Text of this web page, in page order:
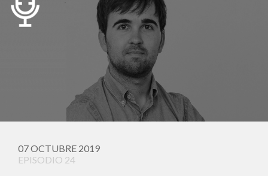
07 OCTUBRE 2019
EPISODIO 24